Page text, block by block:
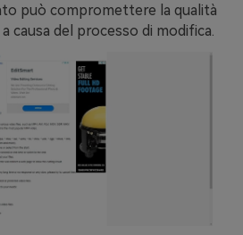
può compromettere la qualità
causa del processo di modifica.